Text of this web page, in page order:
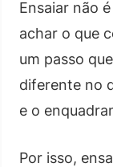
Ensaiar não
achar o que
um passo
diferente no
e o
Por isso,